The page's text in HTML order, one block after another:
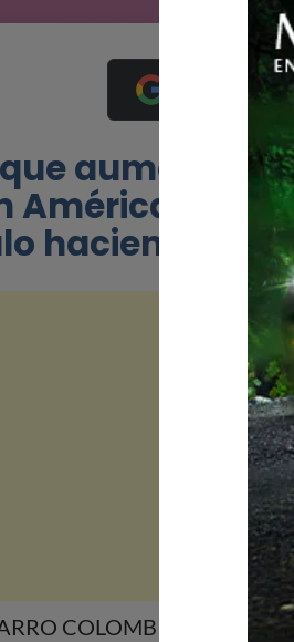
Añádenos
aumenta la
América
haciendo
COLOMBIANO fuera